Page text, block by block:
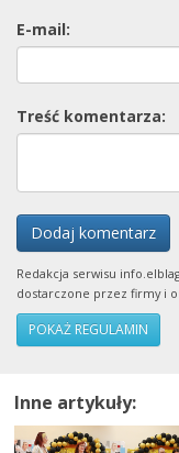
E-mail:
Treść komentarza:
Dodaj komentarz
Redakcja serwisu
dostarczone przez firmy i
POKAŻ REGULAMIN
Inne artykuły: